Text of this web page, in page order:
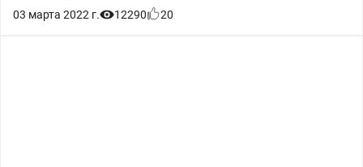
03 марта 2022 г. 12290 20